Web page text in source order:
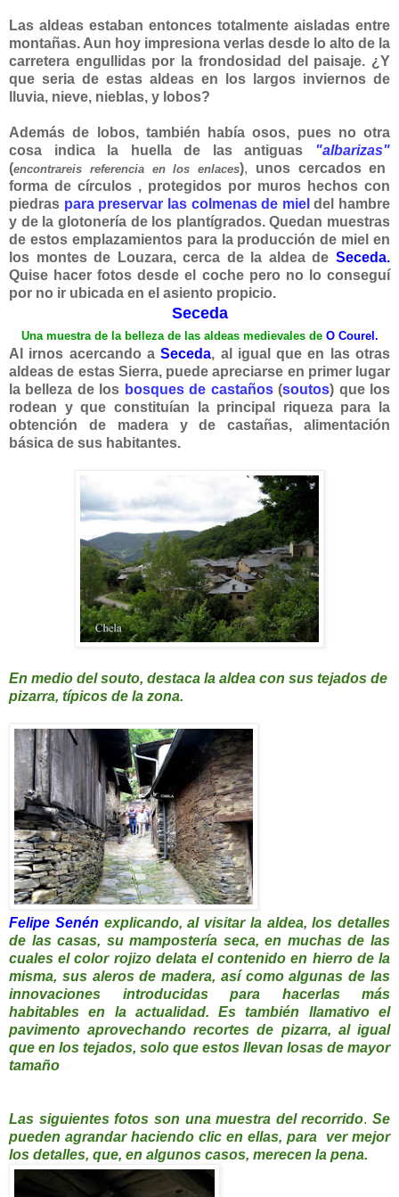
Las aldeas estaban entonces totalmente aisladas entre
montañas. Aun hoy impresiona verlas desde lo alto de la
carretera engullidas por la frondosidad del paisaje. ¿Y
que seria de estas aldeas en los largos inviernos de
lluvia, nieve, nieblas, y lobos?
Además de lobos, también había osos, pues no otra
cosa indica la huella de las antiguas "albarizas"
(encontrareis referencia en los enlaces), unos cercados en
forma de círculos , protegidos por muros hechos con
piedras para preservar las colmenas de mieldel hambre
y de la glotonería de los plantígrados. Quedan muestras
de estos emplazamientos para la producción de miel en
los montes de Louzara, cerca de la aldea de Seceda.
Quise hacer fotos desde el coche pero no lo conseguí
por no ir ubicada en el asiento propicio.
Seceda
Una muestra de la belleza de las aldeas medievales de O Courel.
Al irnos acercando aSeceda, al igual que en las otras
aldeas de estas Sierra, puede apreciarse en primer lugar
la belleza de los bosques de castaños(soutos) que los
rodean y que constituían la principal riqueza para la
obtención de madera y de castañas, alimentación
básica de sus habitantes.
En medio del souto, destaca la aldea con sus tejados de
pizarra, típicos de la zona.
Felipe Senén explicando, al visitar la aldea, los detalles
de las casas, su mampostería seca, en muchas de las
cuales el color rojizo delata el contenido en hierro de la
misma, sus aleros de madera, así como algunas de las
innovaciones introducidas para hacerlas más
habitables en la actualidad. Es también llamativo el
pavimento aprovechando recortes de pizarra, al igual
que en los tejados, solo que estos llevan losas de mayor
tamaño
Las siguientes fotos son una muestra del recorrido. Se
pueden agrandar haciendo clic en ellas, para ver mejor
los detalles, que, en algunos casos, merecen la pena.